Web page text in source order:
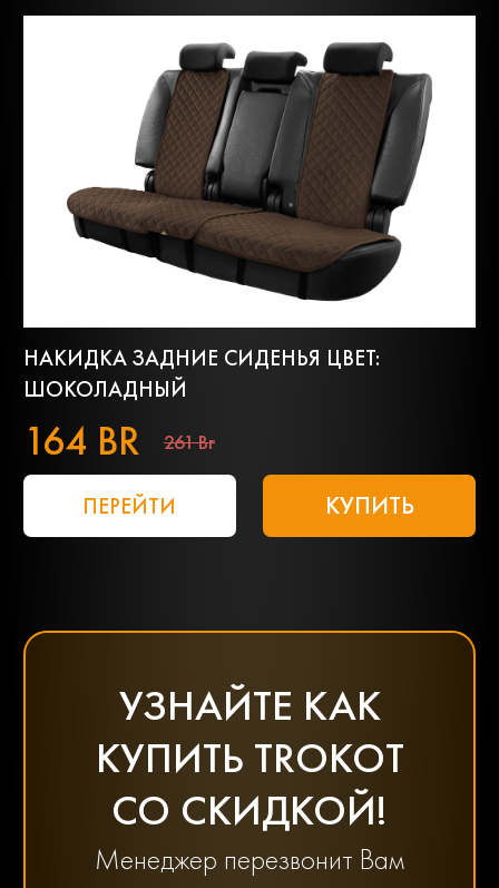
НАКИДКА ЗАДНИЕ СИДЕНЬЯ ЦВЕТ:
ШОКОЛАДНЫЙ
164 BR 261 Br
ПЕРЕЙТИ КУПИТЬ
УЗНАЙТЕ КАК
КУПИТЬ TROKOT
СО СКИДКОЙ!
Менеджер перезвонит Вам